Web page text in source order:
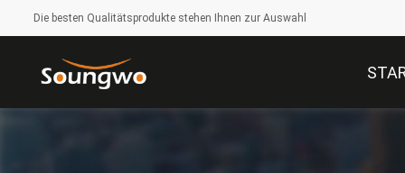
Die besten Qualitätsprodukte stehen Ihnen zur Auswahl